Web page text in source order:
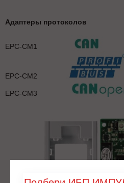
Адаптеры протоколов
EPC-CM1
EPC-CM2
EPC-CM3